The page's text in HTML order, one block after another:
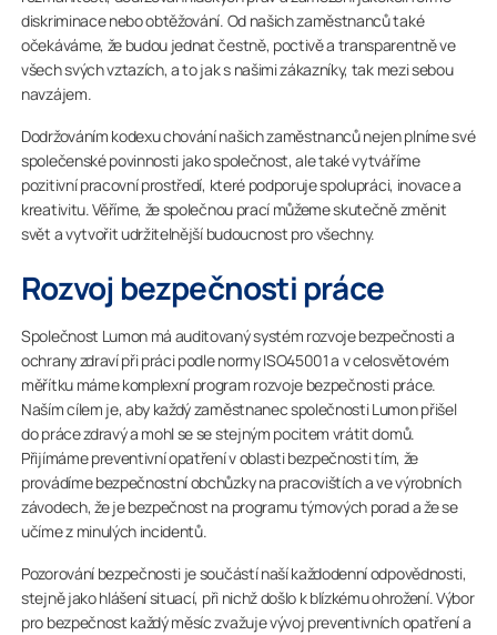
diskriminace nebo obtěžování. Od našich zaměstnanců také
očekáváme, že budou jednat čestně, poctivě a transparentně ve
všech svých vztazích, a to jak s našimi zákazníky, tak mezi sebou
navzájem.
Dodržováním kodexu chování našich zaměstnanců nejen plníme své
společenské povinnosti jako společnost, ale také vytváříme
pozitivní pracovní prostředí, které podporuje spolupráci, inovace a
kreativitu. Věříme, že společnou prací můžeme skutečně změnit
svět a vytvořit udržitelnější budoucnost pro všechny.
Rozvoj bezpečnosti práce
Společnost Lumon má auditovaný systém rozvoje bezpečnosti a
ochrany zdraví při práci podle normy ISO45001 a v celosvětovém
měřítku máme komplexní program rozvoje bezpečnosti práce.
Naším cílem je, aby každý zaměstnanec společnosti Lumon přišel
do práce zdravý a mohl se se stejným pocitem vrátit domů.
Přijímáme preventivní opatření v oblasti bezpečnosti tím, že
provádíme bezpečnostní obchůzky na pracovištích a ve výrobních
závodech, že je bezpečnost na programu týmových porad a že se
učíme z minulých incidentů.
Pozorování bezpečnosti je součástí naší každodenní odpovědnosti,
stejně jako hlášení situací, při nichž došlo k blízkému ohrožení. Výbor
pro bezpečnost každý měsíc zvažuje vývoj preventivních opatření a